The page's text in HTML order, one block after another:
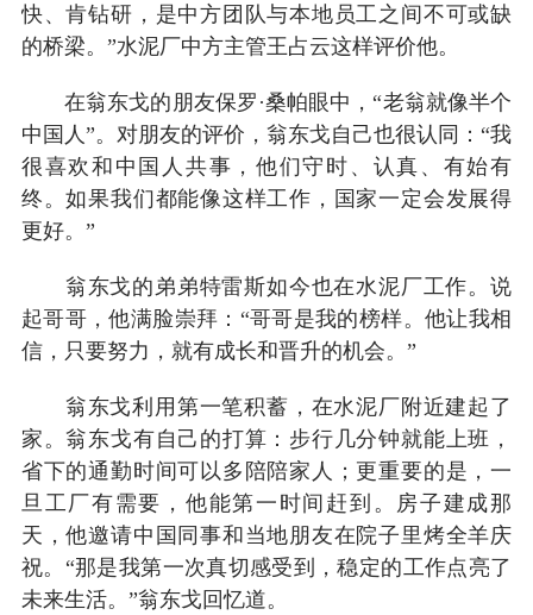
快、肯钻研，是中方团队与本地员工之间不可或缺
的桥梁。”水泥厂中方主管王占云这样评价他。
在翁东戈的朋友保罗·桑帕眼中，“老翁就像半个
中国人”。对朋友的评价，翁东戈自己也很认同：“我
很喜欢和中国人共事，他们守时、认真、有始有
终。如果我们都能像这样工作，国家一定会发展得
更好。”
翁东戈的弟弟特雷斯如今也在水泥厂工作。说
起哥哥，他满脸崇拜：“哥哥是我的榜样。他让我相
信，只要努力，就有成长和晋升的机会。”
翁东戈利用第一笔积蓄，在水泥厂附近建起了
家。翁东戈有自己的打算：步行几分钟就能上班，
省下的通勤时间可以多陪陪家人；更重要的是，一
旦工厂有需要，他能第一时间赶到。房子建成那
天，他邀请中国同事和当地朋友在院子里烤全羊庆
祝。“那是我第一次真切感受到，稳定的工作点亮了
未来生活。”翁东戈回忆道。